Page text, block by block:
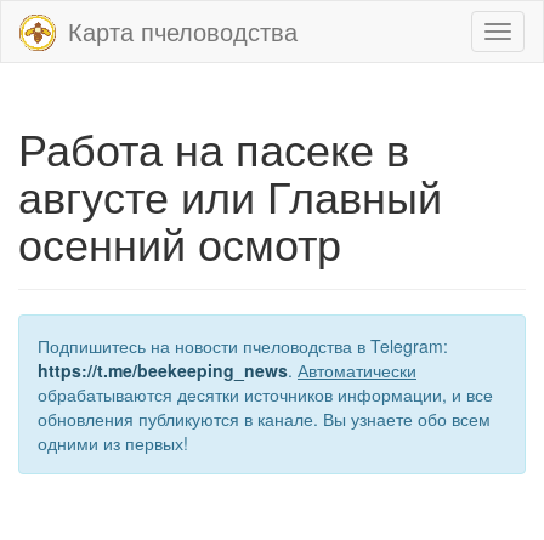
Карта пчеловодства
Работа на пасеке в
августе или Главный
осенний осмотр
Подпишитесь на новости пчеловодства в Telegram:
https://t.me/beekeeping_news. Автоматически
обрабатываются десятки источников информации, и все
обновления публикуются в канале. Вы узнаете обо всем
одними из первых!